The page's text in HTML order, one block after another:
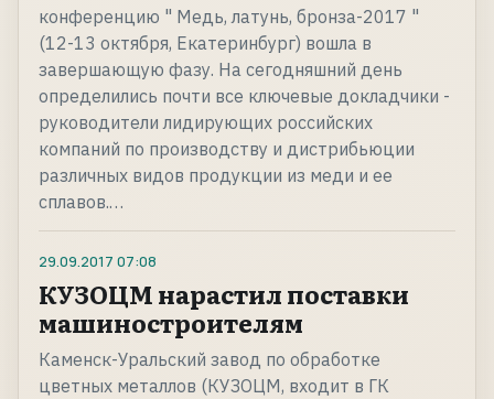
конференцию " Медь, латунь, бронза-2017 "
(12-13 октября, Екатеринбург) вошла в
завершающую фазу. На сегодняшний день
определились почти все ключевые докладчики -
руководители лидирующих российских
компаний по производству и дистрибьюции
различных видов продукции из меди и ее
сплавов.…
29.09.2017 07:08
КУЗОЦМ нарастил поставки
машиностроителям
Каменск-Уральский завод по обработке
цветных металлов (КУЗОЦМ, входит в ГК